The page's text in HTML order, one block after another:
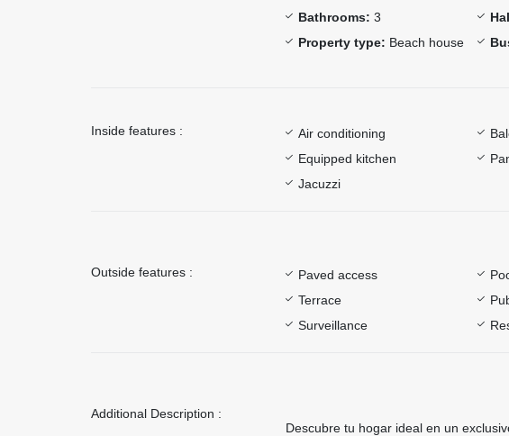
Bathrooms: 3
Property type: Beach house
Inside features : Air conditioning
Equipped kitchen
Jacuzzi
Outside features : Paved access
Terrace
Surveillance
Additional Description :
Descubre tu hogar ideal en un